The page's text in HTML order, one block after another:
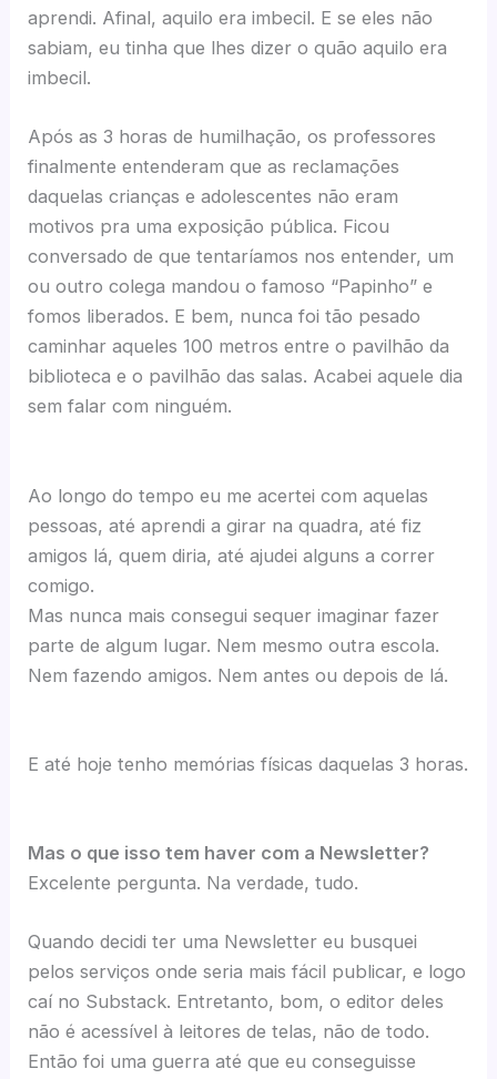
aprendi. Afinal, aquilo era imbecil. E se eles não
sabiam, eu tinha que lhes dizer o quão aquilo era
imbecil.
Após as 3 horas de humilhação, os professores
finalmente entenderam que as reclamações
daquelas crianças e adolescentes não eram
motivos pra uma exposição pública. Ficou
conversado de que tentaríamos nos entender, um
ou outro colega mandou o famoso “Papinho” e
fomos liberados. E bem, nunca foi tão pesado
caminhar aqueles 100 metros entre o pavilhão da
biblioteca e o pavilhão das salas. Acabei aquele dia
sem falar com ninguém.
Ao longo do tempo eu me acertei com aquelas
pessoas, até aprendi a girar na quadra, até fiz
amigos lá, quem diria, até ajudei alguns a correr
comigo.
Mas nunca mais consegui sequer imaginar fazer
parte de algum lugar. Nem mesmo outra escola.
Nem fazendo amigos. Nem antes ou depois de lá.
E até hoje tenho memórias físicas daquelas 3 horas.
Mas o que isso tem haver com a Newsletter?
Excelente pergunta. Na verdade, tudo.
Quando decidi ter uma Newsletter eu busquei
pelos serviços onde seria mais fácil publicar, e logo
caí no Substack. Entretanto, bom, o editor deles
não é acessível à leitores de telas, não de todo.
Então foi uma guerra até que eu conseguisse